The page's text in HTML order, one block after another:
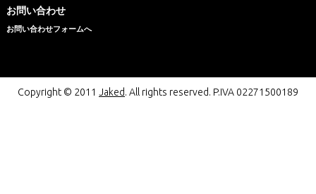
お問い合わせ
お問い合わせフォームへ
Copyright © 2011 Jaked. All rights reserved. P.IVA 02271500189